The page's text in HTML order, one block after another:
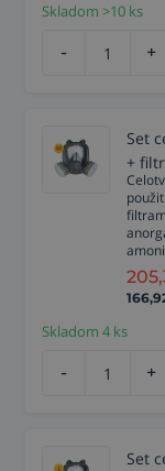
Skladom >10 ks
- +
Set
+
Skladom 4 ks
- +
Set